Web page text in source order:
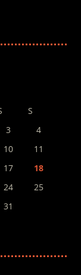
S
3
4
10
11
17
18
24
25
31